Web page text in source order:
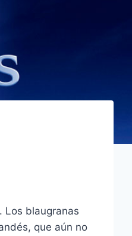
Los blaugranas
que aún no